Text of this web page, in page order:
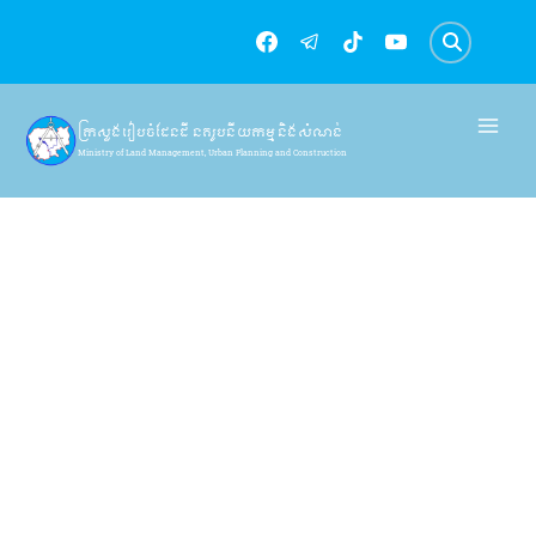
content
ក្រសួងរៀបចំដែនដី នគរូបនីយកម្ម និងសំណង់
Ministry of Land Management, Urban Planning and Construction